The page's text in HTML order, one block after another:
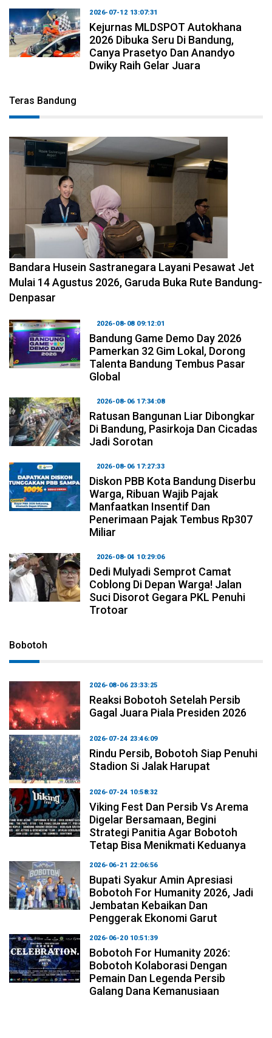
2026-07-12 13:07:31
Kejurnas MLDSPOT Autokhana
2026 Dibuka Seru Di Bandung,
Canya Prasetyo Dan Anandyo
Dwiky Raih Gelar Juara
Teras Bandung
2026-08-08 11:12:29
Bandara Husein Sastranegara Layani Pesawat Jet
Mulai 14 Agustus 2026, Garuda Buka Rute Bandung-
Denpasar
2026-08-08 09:12:01
Bandung Game Demo Day 2026
Pamerkan 32 Gim Lokal, Dorong
Talenta Bandung Tembus Pasar
Global
2026-08-06 17:34:08
Ratusan Bangunan Liar Dibongkar
Di Bandung, Pasirkoja Dan Cicadas
Jadi Sorotan
2026-08-06 17:27:33
Diskon PBB Kota Bandung Diserbu
Warga, Ribuan Wajib Pajak
Manfaatkan Insentif Dan
Penerimaan Pajak Tembus Rp307
Miliar
2026-08-04 10:29:06
Dedi Mulyadi Semprot Camat
Coblong Di Depan Warga! Jalan
Suci Disorot Gegara PKL Penuhi
Trotoar
Bobotoh
2026-08-06 23:33:25
Reaksi Bobotoh Setelah Persib
Gagal Juara Piala Presiden 2026
2026-07-24 23:46:09
Rindu Persib, Bobotoh Siap Penuhi
Stadion Si Jalak Harupat
2026-07-24 10:58:32
Viking Fest Dan Persib Vs Arema
Digelar Bersamaan, Begini
Strategi Panitia Agar Bobotoh
Tetap Bisa Menikmati Keduanya
2026-06-21 22:06:56
Bupati Syakur Amin Apresiasi
Bobotoh For Humanity 2026, Jadi
Jembatan Kebaikan Dan
Penggerak Ekonomi Garut
2026-06-20 10:51:39
Bobotoh For Humanity 2026:
Bobotoh Kolaborasi Dengan
Pemain Dan Legenda Persib
Galang Dana Kemanusiaan